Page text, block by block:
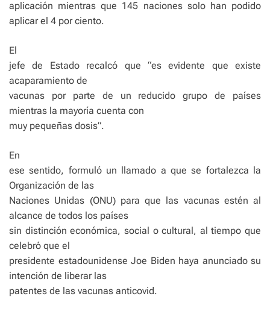
aplicación mientras que 145 naciones solo han podido
aplicar el 4 por ciento.
El
jefe de Estado recalcó que “es evidente que existe
acaparamiento de
vacunas por parte de un reducido grupo de países
mientras la mayoría cuenta con
muy pequeñas dosis”.
En
ese sentido, formuló un llamado a que se fortalezca la
Organización de las
Naciones Unidas (ONU) para que las vacunas estén al
alcance de todos los países
sin distinción económica, social o cultural, al tiempo que
celebró que el
presidente estadounidense Joe Biden haya anunciado su
intención de liberar las
patentes de las vacunas anticovid.